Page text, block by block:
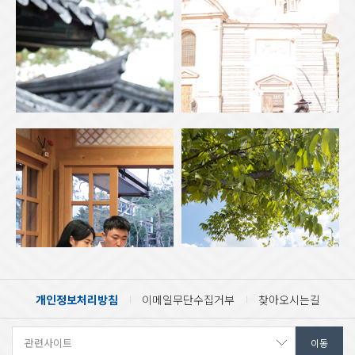
개인정보처리방침 이메일무단수집거부 찾아오시는길